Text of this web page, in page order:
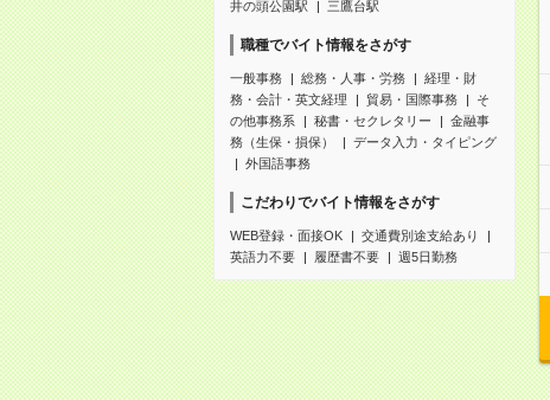
井の頭公園駅 三鷹台駅
職種でバイト情報をさがす
一般事務 総務・人事・労務
経理・財
務・会計・英文経理
貿易・国際事務
そ
の他事務系
秘書・セクレタリー
金融事
務（生保・損保）
データ入力・タイピング
外国語事務
こだわりでバイト情報をさがす
WEB登録・面接OK
交通費別途支給あり
英語力不要
履歴書不要 週5日勤務